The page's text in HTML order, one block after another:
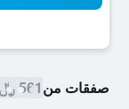
صفقات من561 ﷼